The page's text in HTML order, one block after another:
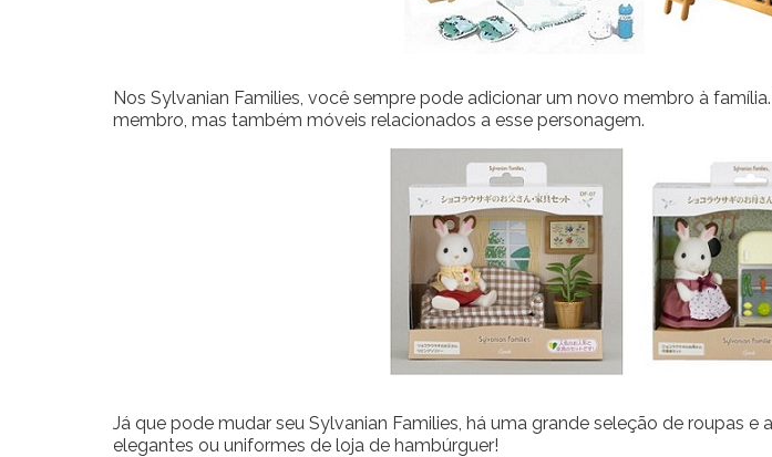
Nos Sylvanian Families, você sempre pode adicionar um novo membro à
membro, mas também móveis relacionados a esse personagem.
Já que pode mudar seu Sylvanian Families, há uma grande seleção de roupas
elegantes ou uniformes de loja de hambúrguer!